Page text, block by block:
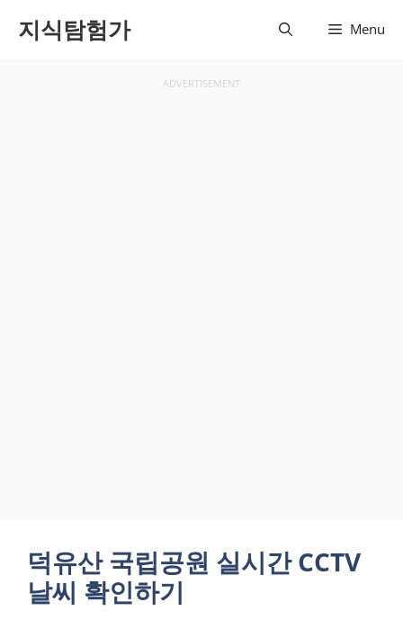
로 건지식탐험가 Menu
ADVERTISEMENT
덕유산 국립공원 실시간 CCTV
날씨 확인하기